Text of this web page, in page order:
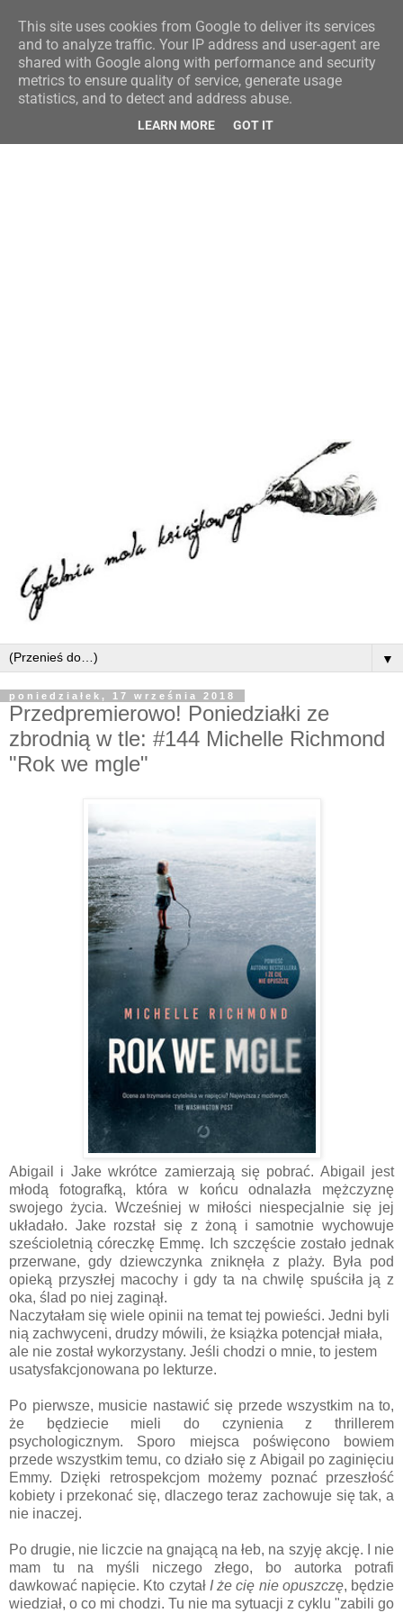
▼
poniedziałek, 17 września 2018
Przedpremierowo! Poniedziałki ze
zbrodnią w tle: #144 Michelle Richmond
"Rok we mgle"
Abigail i Jake wkrótce zamierzają się pobrać. Abigail jest
młodą fotografką, która w końcu odnalazła mężczyznę
swojego życia. Wcześniej w miłości niespecjalnie się jej
układało. Jake rozstał się z żoną i samotnie wychowuje
sześcioletnią córeczkę Emmę. Ich szczęście zostało jednak
przerwane, gdy dziewczynka zniknęła z plaży. Była pod
opieką przyszłej macochy i gdy ta na chwilę spuściła ją z
oka, ślad po niej zaginął.
Naczytałam się wiele opinii na temat tej powieści. Jedni byli
nią zachwyceni, drudzy mówili, że książka potencjał miała,
ale nie został wykorzystany. Jeśli chodzi o mnie, to jestem
usatysfakcjonowana po lekturze.
Po pierwsze, musicie nastawić się przede wszystkim na to,
że będziecie mieli do czynienia z thrillerem
psychologicznym. Sporo miejsca poświęcono bowiem
przede wszystkim temu, co działo się z Abigail po zaginięciu
Emmy. Dzięki retrospekcjom możemy poznać przeszłość
kobiety i przekonać się, dlaczego teraz zachowuje się tak, a
nie inaczej.
Po drugie, nie liczcie na gnającą na łeb, na szyję akcję. I nie
mam tu na myśli niczego złego, bo autorka potrafi
dawkować napięcie. Kto czytał I że cię nie opuszczę, będzie
wiedział, o co mi chodzi. Tu nie ma sytuacji z cyklu "zabili go
This site uses cookies from Google to deliver its services
and to analyze traffic. Your IP address and user-agent are
shared with Google along with performance and security
metrics to ensure quality of service, generate usage
statistics, and to detect and address abuse.
LEARN MORE GOT IT